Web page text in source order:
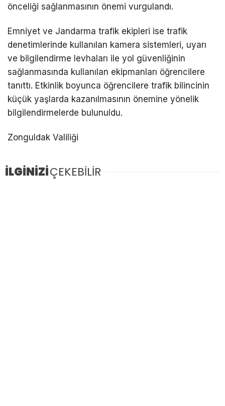
önceliği sağlanmasının önemi vurgulandı.
Emniyet ve Jandarma trafik ekipleri ise trafik
denetimlerinde kullanılan kamera sistemleri, uyarı
ve bilgilendirme levhaları ile yol güvenliğinin
sağlanmasında kullanılan ekipmanları öğrencilere
tanıttı. Etkinlik boyunca öğrencilere trafik bilincinin
küçük yaşlarda kazanılmasının önemine yönelik
bilgilendirmelerde bulunuldu.
Zonguldak Valiliği
İLGİNİZİÇEKEBİLİR